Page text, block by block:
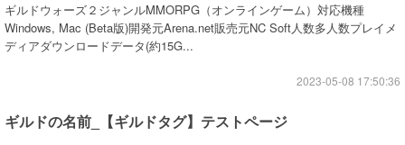
ギルドウォーズ２ジャンルMMORPG（オンラインゲーム）対応機種
Windows, Mac (Beta版)開発元Arena.net販売元NC Soft人数多人数プレイメ
ディアダウンロードデータ(約15G...
2023-05-08 17:50:36
ギルドの名前_【ギルドタグ】テストページ